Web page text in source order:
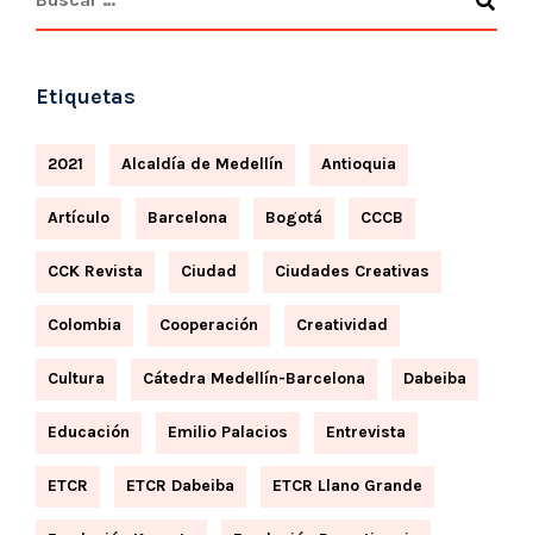
Etiquetas
2021 Alcaldía de Medellín Antioquia
Artículo Barcelona Bogotá CCCB
CCK Revista Ciudad Ciudades Creativas
Colombia Cooperación Creatividad
Cultura Cátedra Medellín-Barcelona Dabeiba
Educación Emilio Palacios Entrevista
ETCR ETCR Dabeiba ETCR Llano Grande